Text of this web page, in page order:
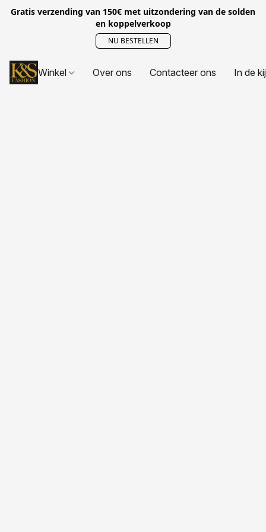
Gratis verzending van 150€ met uitzondering van de solden
en koppelverkoop
NU BESTELLEN
Winkel Over ons Contacteer ons In de